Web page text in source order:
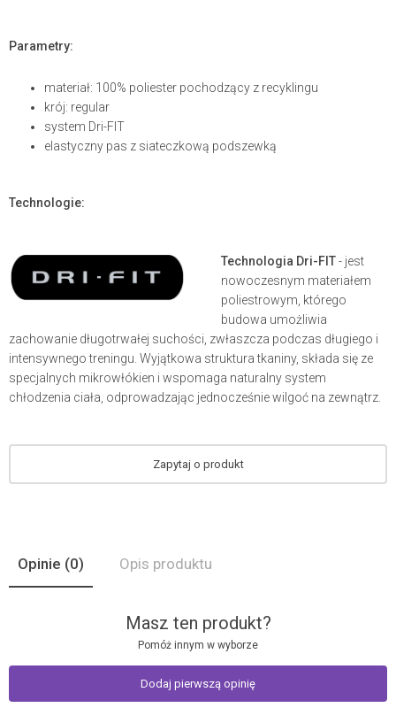
Parametry:
materiał: 100% poliester pochodzący z recyklingu
krój: regular
system Dri-FIT
elastyczny pas z siateczkową podszewką
Technologie:
Technologia Dri-FIT- jest
nowoczesnym materiałem
poliestrowym, którego
budowa umożliwia
zachowanie długotrwałej suchości, zwłaszcza podczas długiego i
intensywnego treningu. Wyjątkowa struktura tkaniny, składa się ze
specjalnych mikrowłókien i wspomaga naturalny system
chłodzenia ciała, odprowadzając jednocześnie wilgoć na zewnątrz.
Zapytaj o produkt
Opinie (0) Opis produktu
Masz ten produkt?
Pomóż innym w wyborze
Dodaj pierwszą opinię